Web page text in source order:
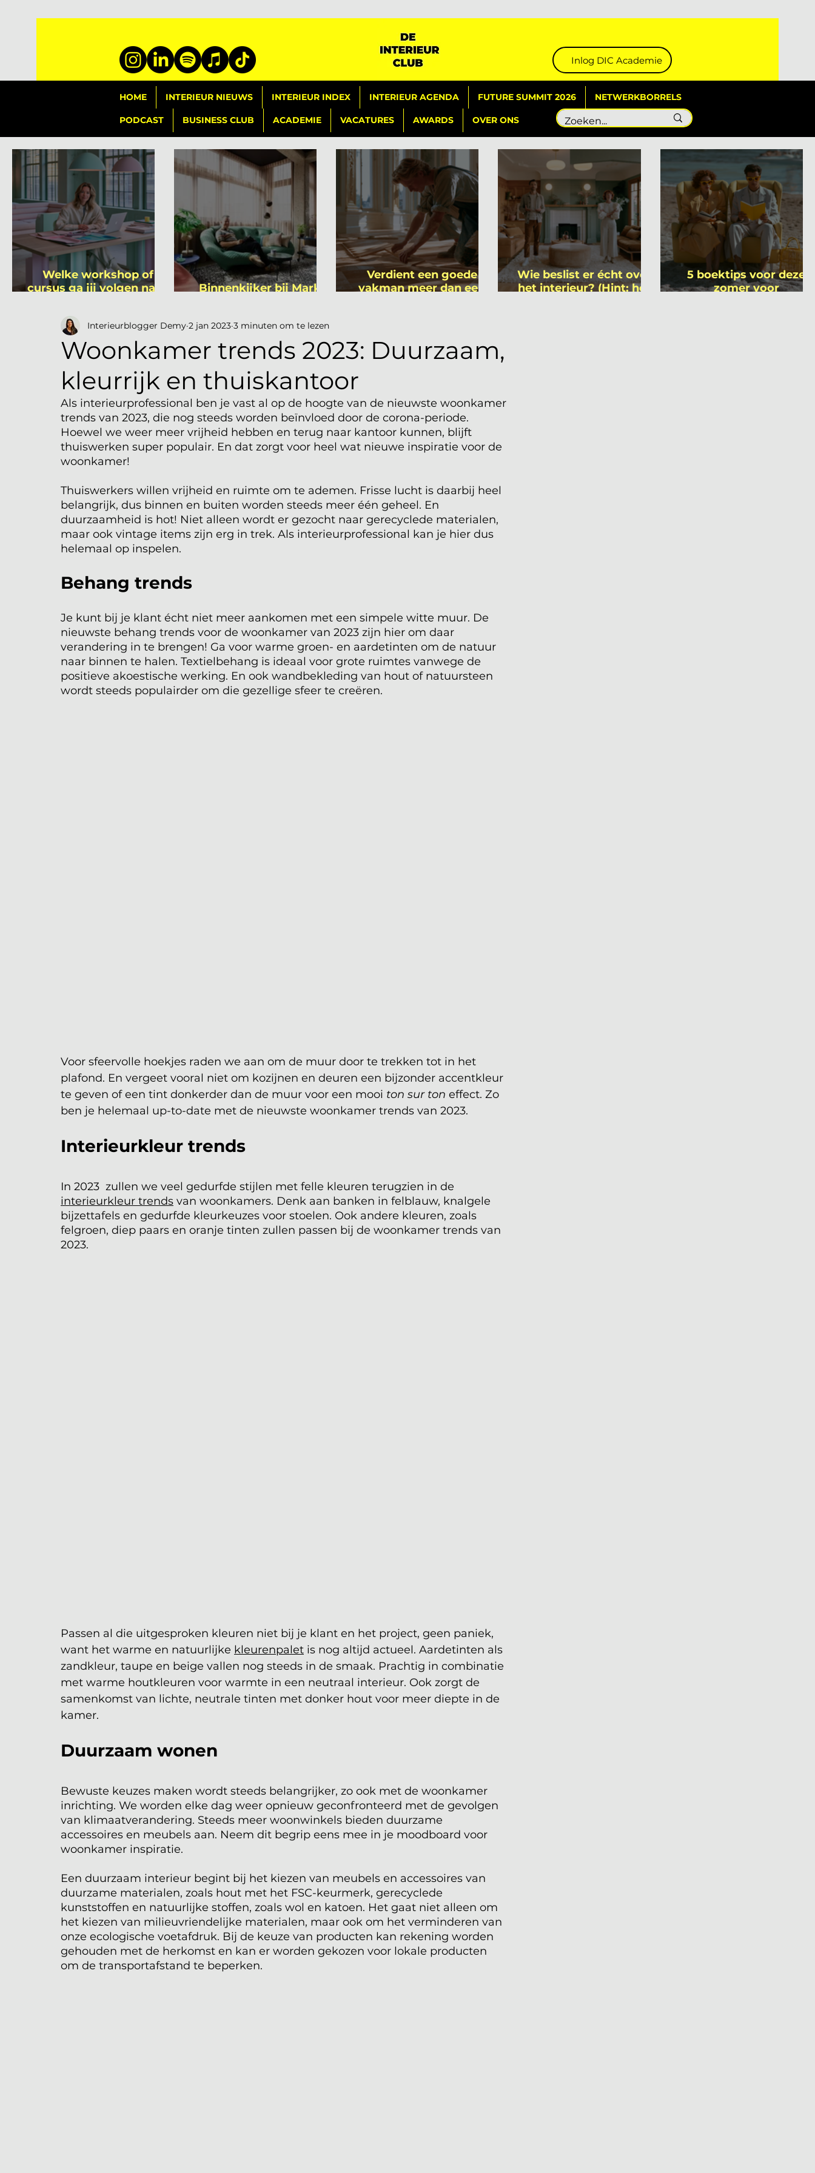
Inlog DIC Academie
HOME INTERIEUR NIEUWS INTERIEUR INDEX INTERIEUR AGENDA FUTURE SUMMIT 2026 NETWERKBORRELS
PODCAST BUSINESS CLUB ACADEMIE VACATURES AWARDS OVER ONS
Welke workshop of
cursus ga jij volgen na je
Binnenkijker bij Mark
Verdient een goede
vakman meer dan een
Wie beslist er écht over
het interieur? (Hint: het
5 boektips voor deze
zomer voor
Woonkamer trends 2023: Duurzaam,
kleurrijk en thuiskantoor
Interieurblogger Demy 2 jan 2023 3 minuten om te lezen
Als interieurprofessional ben je vast al op de hoogte van de nieuwste woonkamer
trends van 2023, die nog steeds worden beïnvloed door de corona-periode.
Hoewel we weer meer vrijheid hebben en terug naar kantoor kunnen, blijft
thuiswerken super populair. En dat zorgt voor heel wat nieuwe inspiratie voor de
woonkamer!
Thuiswerkers willen vrijheid en ruimte om te ademen. Frisse lucht is daarbij heel
belangrijk, dus binnen en buiten worden steeds meer één geheel. En
duurzaamheid is hot! Niet alleen wordt er gezocht naar gerecyclede materialen,
maar ook vintage items zijn erg in trek. Als interieurprofessional kan je hier dus
helemaal op inspelen.
Behang trends
Je kunt bij je klant écht niet meer aankomen met een simpele witte muur. De
nieuwste behang trends voor de woonkamer van 2023 zijn hier om daar
verandering in te brengen! Ga voor warme groen- en aardetinten om de natuur
naar binnen te halen. Textielbehang is ideaal voor grote ruimtes vanwege de
positieve akoestische werking. En ook wandbekleding van hout of natuursteen
wordt steeds populairder om die gezellige sfeer te creëren.
Voor sfeervolle hoekjes raden we aan om de muur door te trekken tot in het
plafond. En vergeet vooral niet om kozijnen en deuren een bijzonder accentkleur
te geven of een tint donkerder dan de muur voor een mooi ton sur ton effect. Zo
ben je helemaal up-to-date met de nieuwste woonkamer trends van 2023.
Interieurkleur trends
In 2023  zullen we veel gedurfde stijlen met felle kleuren terugzien in de
interieurkleur trends van woonkamers. Denk aan banken in felblauw, knalgele
bijzettafels en gedurfde kleurkeuzes voor stoelen. Ook andere kleuren, zoals
felgroen, diep paars en oranje tinten zullen passen bij de woonkamer trends van
2023.
Passen al die uitgesproken kleuren niet bij je klant en het project, geen paniek,
want het warme en natuurlijke kleurenpalet is nog altijd actueel. Aardetinten als
zandkleur, taupe en beige vallen nog steeds in de smaak. Prachtig in combinatie
met warme houtkleuren voor warmte in een neutraal interieur. Ook zorgt de
samenkomst van lichte, neutrale tinten met donker hout voor meer diepte in de
kamer.
Duurzaam wonen
Bewuste keuzes maken wordt steeds belangrijker, zo ook met de woonkamer
inrichting. We worden elke dag weer opnieuw geconfronteerd met de gevolgen
van klimaatverandering. Steeds meer woonwinkels bieden duurzame
accessoires en meubels aan. Neem dit begrip eens mee in je moodboard voor
woonkamer inspiratie.
Een duurzaam interieur begint bij het kiezen van meubels en accessoires van
duurzame materialen, zoals hout met het FSC-keurmerk, gerecyclede
kunststoffen en natuurlijke stoffen, zoals wol en katoen. Het gaat niet alleen om
het kiezen van milieuvriendelijke materialen, maar ook om het verminderen van
onze ecologische voetafdruk. Bij de keuze van producten kan rekening worden
gehouden met de herkomst en kan er worden gekozen voor lokale producten
om de transportafstand te beperken.